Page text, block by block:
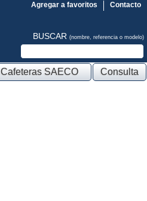
Contacto
Agregar a favoritos
BUSCAR (nombre, referencia o modelo)
Cafeteras SAECO Consulta